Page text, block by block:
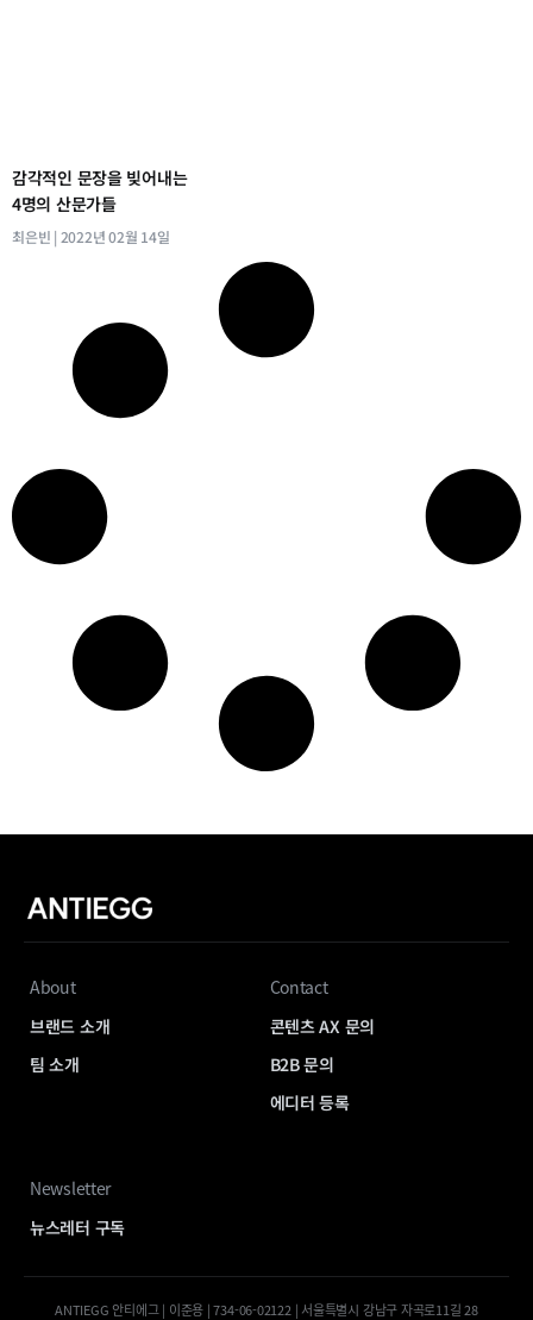
감각적인 문장을 빚어내는
4명의 산문가들
최은빈 2022년 02월 14일
About
브랜드 소개
팀 소개
Contact
콘텐츠 AX 문의
B2B 문의
에디터 등록
Newsletter
뉴스레터 구독
ANTIEGG 안티에그 | 이준용 | 734-06-02122 | 서울특별시 강남구 자곡로11길 28